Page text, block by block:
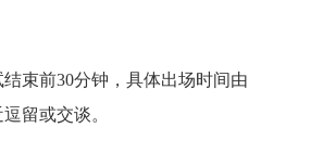
束前30分钟，具体出场时间由
留或交谈。